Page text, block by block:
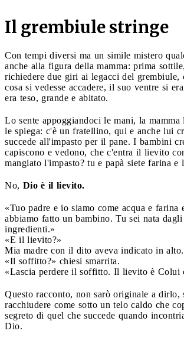
Il grembiule stringe
Con tempi diversi ma un simile mistero
anche alla figura della mamma: prima
richiedere due giri ai legacci del grembiule,
cosa si vedesse accadere, il suo ventre si
era teso, grande e abitato.
Lo sente appoggiandoci le mani, la
le spiega: c'è un fratellino, qui e anche lui
succede all'impasto per il pane. I bambini
capiscono e vedono, che c'entra il lievito
mangiato l'impasto? tu e papà siete farina e
No, Dio è il lievito.
«Tuo padre e io siamo come acqua e farina
abbiamo fatto un bambino. Tu sei nata dagli
ingredienti.»
«E il lievito?»
Mia madre con il dito aveva indicato in alto.
«Il soffitto?» chiesi smarrita.
«Lascia perdere il soffitto. Il lievito è Colui
Questo racconto, non sarò originale a dirlo,
racchiudere come sotto un telo caldo che
segreto di quel che succede quando
Dio.